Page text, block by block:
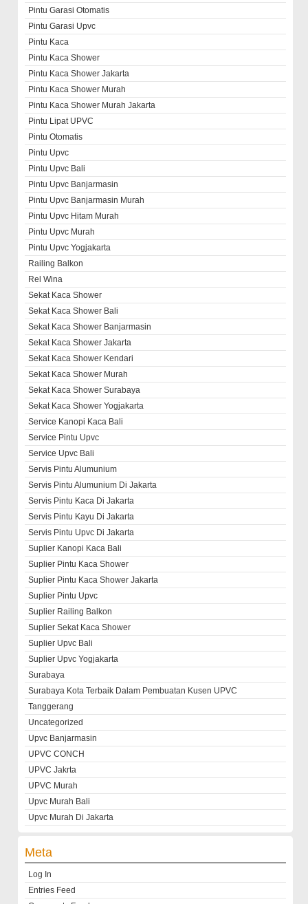
Pintu Garasi Otomatis
Pintu Garasi Upvc
Pintu Kaca
Pintu Kaca Shower
Pintu Kaca Shower Jakarta
Pintu Kaca Shower Murah
Pintu Kaca Shower Murah Jakarta
Pintu Lipat UPVC
Pintu Otomatis
Pintu Upvc
Pintu Upvc Bali
Pintu Upvc Banjarmasin
Pintu Upvc Banjarmasin Murah
Pintu Upvc Hitam Murah
Pintu Upvc Murah
Pintu Upvc Yogjakarta
Railing Balkon
Rel Wina
Sekat Kaca Shower
Sekat Kaca Shower Bali
Sekat Kaca Shower Banjarmasin
Sekat Kaca Shower Jakarta
Sekat Kaca Shower Kendari
Sekat Kaca Shower Murah
Sekat Kaca Shower Surabaya
Sekat Kaca Shower Yogjakarta
Service Kanopi Kaca Bali
Service Pintu Upvc
Service Upvc Bali
Servis Pintu Alumunium
Servis Pintu Alumunium Di Jakarta
Servis Pintu Kaca Di Jakarta
Servis Pintu Kayu Di Jakarta
Servis Pintu Upvc Di Jakarta
Suplier Kanopi Kaca Bali
Suplier Pintu Kaca Shower
Suplier Pintu Kaca Shower Jakarta
Suplier Pintu Upvc
Suplier Railing Balkon
Suplier Sekat Kaca Shower
Suplier Upvc Bali
Suplier Upvc Yogjakarta
Surabaya
Surabaya Kota Terbaik Dalam Pembuatan Kusen UPVC
Tanggerang
Uncategorized
Upvc Banjarmasin
UPVC CONCH
UPVC Jakrta
UPVC Murah
Upvc Murah Bali
Upvc Murah Di Jakarta
Meta
Log In
Entries Feed